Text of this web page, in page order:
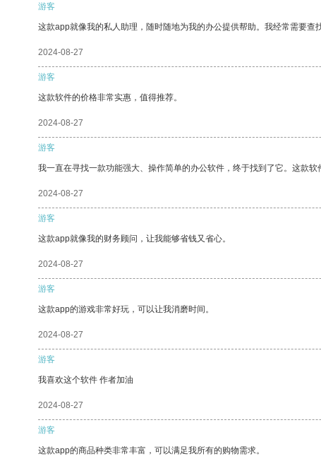
游客
这款app就像我的私人助理，随时随地为我的办公提供帮助。我经常需要查
2024-08-27
游客
这款软件的价格非常实惠，值得推荐。
2024-08-27
游客
我一直在寻找一款功能强大、操作简单的办公软件，终于找到了它。这款
2024-08-27
游客
这款app就像我的财务顾问，让我能够省钱又省心。
2024-08-27
游客
这款app的游戏非常好玩，可以让我消磨时间。
2024-08-27
游客
我喜欢这个软件 作者加油
2024-08-27
游客
这款app的商品种类非常丰富，可以满足我所有的购物需求。